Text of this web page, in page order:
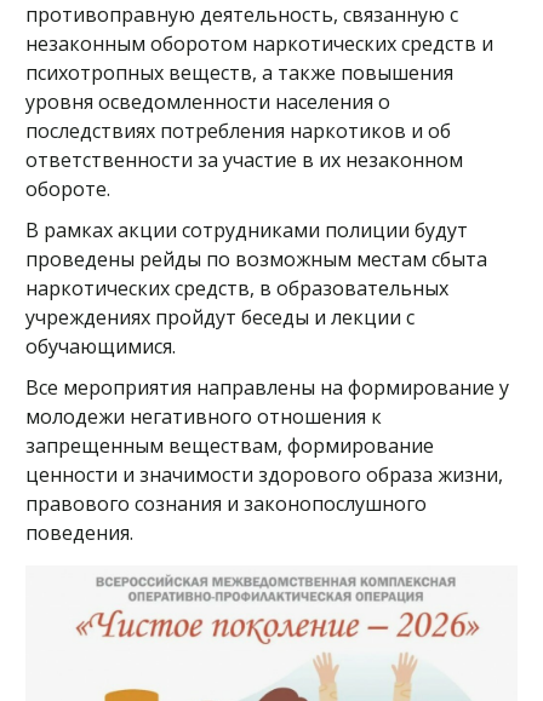
противоправную деятельность, связанную с
незаконным оборотом наркотических средств и
психотропных веществ, а также повышения
уровня осведомленности населения о
последствиях потребления наркотиков и об
ответственности за участие в их незаконном
обороте.
В рамках акции сотрудниками полиции будут
проведены рейды по возможным местам сбыта
наркотических средств, в образовательных
учреждениях пройдут беседы и лекции с
обучающимися.
Все мероприятия направлены на формирование у
молодежи негативного отношения к
запрещенным веществам, формирование
ценности и значимости здорового образа жизни,
правового сознания и законопослушного
поведения.